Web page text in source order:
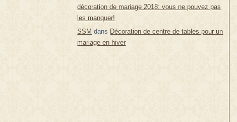
décoration de mariage 2018: vous ne pouvez pas
les manquer!
SSM dans Décoration de centre de tables pour un
mariage en hiver